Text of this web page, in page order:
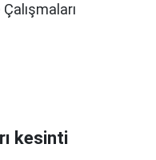
kesinti